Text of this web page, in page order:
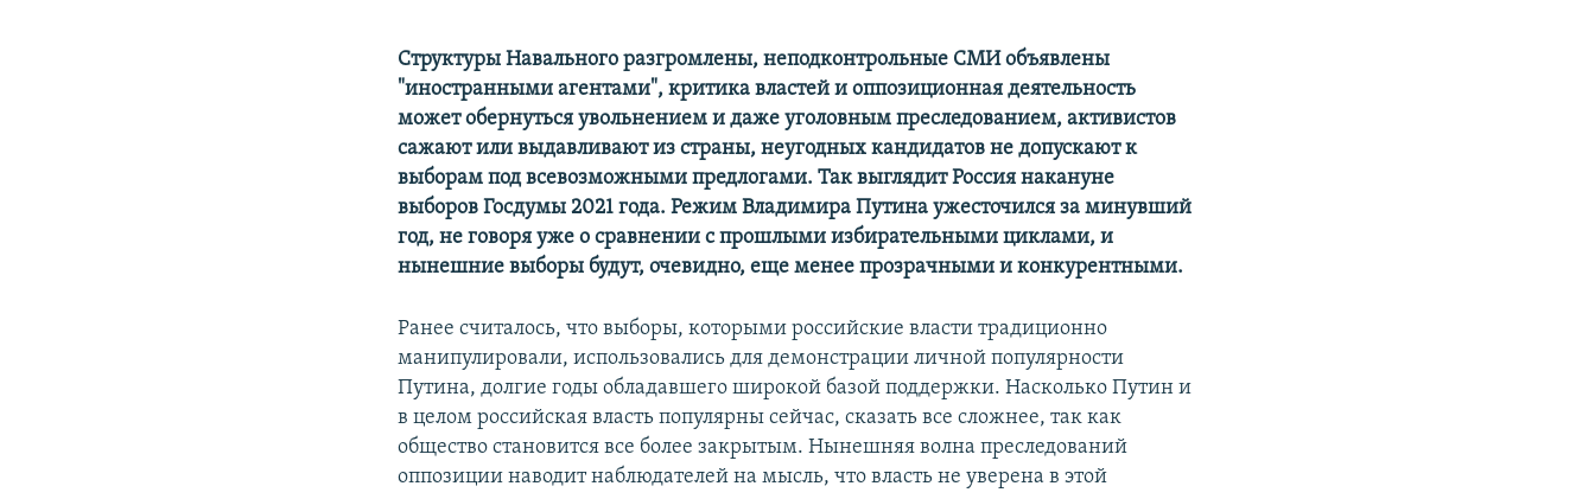
Структуры Навального разгромлены, неподконтрольные СМИ объявлены
"иностранными агентами", критика властей и оппозиционная деятельность
может обернуться увольнением и даже уголовным преследованием, активистов
сажают или выдавливают из страны, неугодных кандидатов не допускают к
выборам под всевозможными предлогами. Так выглядит Россия накануне
выборов Госдумы 2021 года. Режим Владимира Путина ужесточился за минувший
год, не говоря уже о сравнении с прошлыми избирательными циклами, и
нынешние выборы будут, очевидно, еще менее прозрачными и конкурентными.
Ранее считалось, что выборы, которыми российские власти традиционно
манипулировали, использовались для демонстрации личной популярности
Путина, долгие годы обладавшего широкой базой поддержки. Насколько Путин и
в целом российская власть популярны сейчас, сказать все сложнее, так как
общество становится все более закрытым. Нынешняя волна преследований
оппозиции наводит наблюдателей на мысль, что власть не уверена в этой